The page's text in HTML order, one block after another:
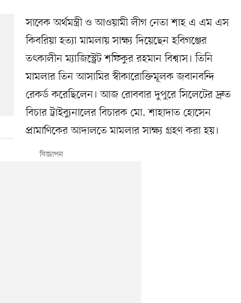
সাবেক অর্থমন্ত্রী ও আওয়ামী লীগ নেতা শাহ এ এম এস
কিবরিয়া হত্যা মামলায় সাক্ষ্য দিয়েছেন হবিগঞ্জের
তৎকালীন ম্যাজিস্ট্রেট শফিকুর রহমান বিশ্বাস। তিনি
মামলার তিন আসামির স্বীকারোক্তিমূলক জবানবন্দি
রেকর্ড করেছিলেন। আজ রোববার দুপুরে সিলেটের দ্রুত
বিচার ট্রাইব্যুনালের বিচারক মো. শাহাদাত হোসেন
প্রামাণিকের আদালতে মামলার সাক্ষ্য গ্রহণ করা হয়।